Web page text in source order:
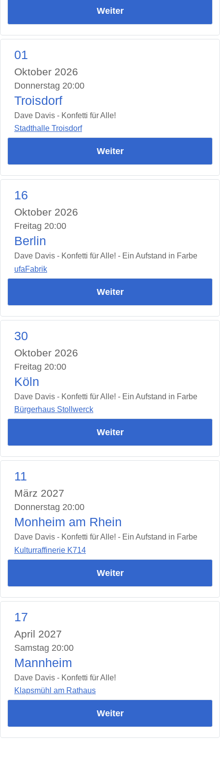
Weiter
01
Oktober 2026
Donnerstag 20:00
Troisdorf
Dave Davis - Konfetti für Alle!
Stadthalle Troisdorf
Weiter
16
Oktober 2026
Freitag 20:00
Berlin
Dave Davis - Konfetti für Alle! - Ein Aufstand in Farbe
ufaFabrik
Weiter
30
Oktober 2026
Freitag 20:00
Köln
Dave Davis - Konfetti für Alle! - Ein Aufstand in Farbe
Bürgerhaus Stollwerck
Weiter
11
März 2027
Donnerstag 20:00
Monheim am Rhein
Dave Davis - Konfetti für Alle! - Ein Aufstand in Farbe
Kulturraffinerie K714
Weiter
17
April 2027
Samstag 20:00
Mannheim
Dave Davis - Konfetti für Alle!
Klapsmühl am Rathaus
Weiter